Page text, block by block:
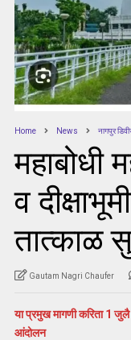
Home News नागपुर
महाबोधी
व
तात्काळ
Gautam Nagri Chaufer
या प्रमुख मागणी करिता 1
आंदोलन